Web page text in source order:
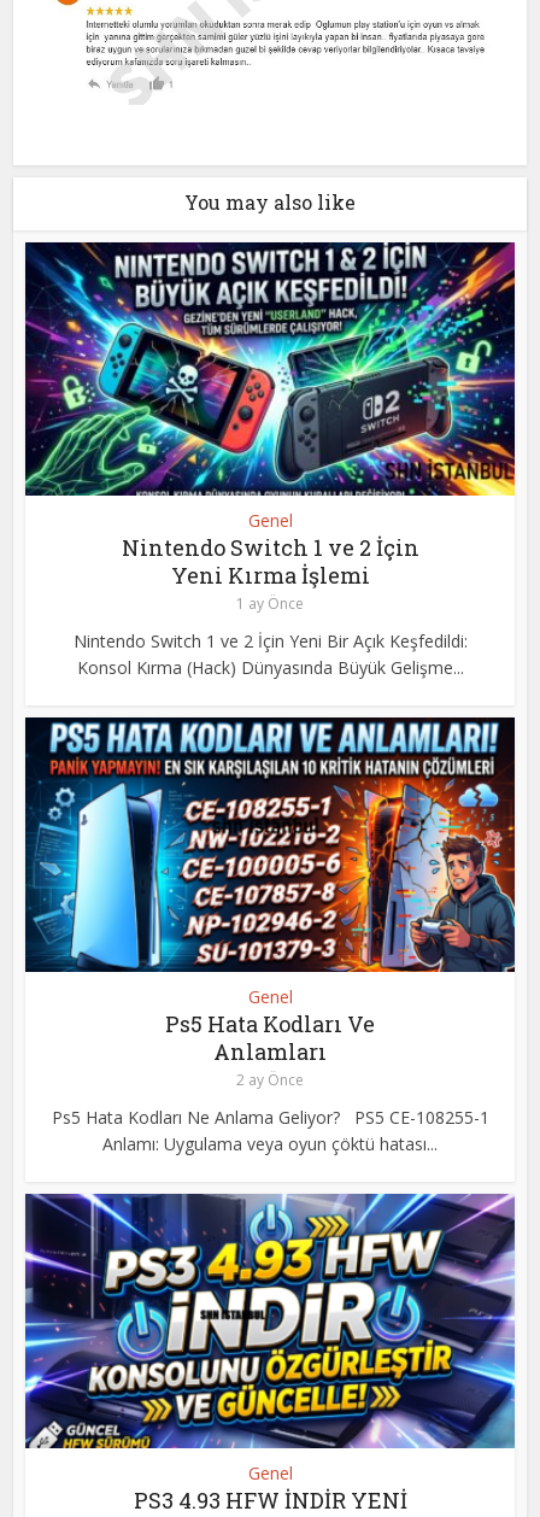
You may also like
Genel
Nintendo Switch 1 ve 2 İçin
Yeni Kırma İşlemi
1 ay Önce
Nintendo Switch 1 ve 2 İçin Yeni Bir Açık Keşfedildi:
Konsol Kırma (Hack) Dünyasında Büyük Gelişme...
Genel
Ps5 Hata Kodları Ve
Anlamları
2 ay Önce
Ps5 Hata Kodları Ne Anlama Geliyor? PS5 CE-108255-1
Anlamı: Uygulama veya oyun çöktü hatası...
Genel
PS3 4.93 HFW İNDİR YENİ